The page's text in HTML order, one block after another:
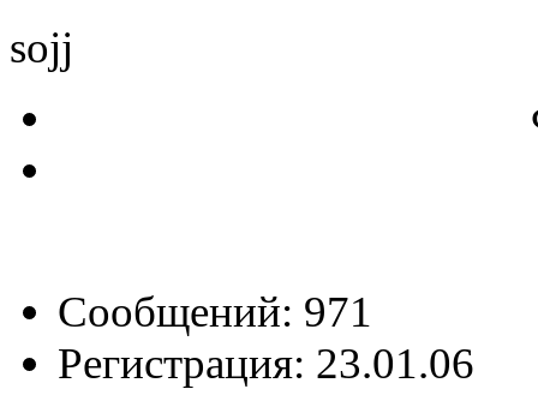
sojj
Сообщений: 971
Регистрация: 23.01.06